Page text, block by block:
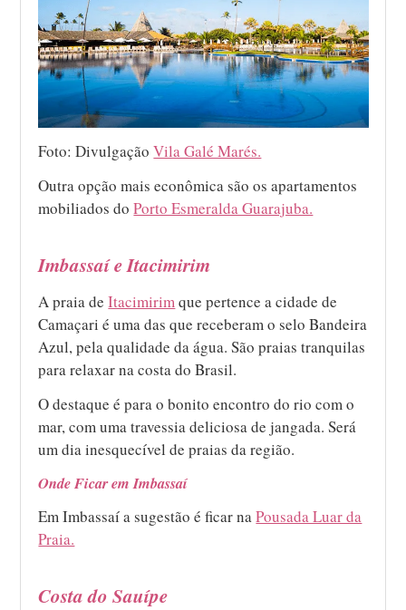
Foto: DivulgaçãoVila Galé Marés.
Outra opção mais econômica são os apartamentos
mobiliados doPorto Esmeralda Guarajuba.
Imbassaí e Itacimirim
A praia deItacimirimque pertence a cidade de
Camaçari é uma das que receberam o selo Bandeira
Azul, pela qualidade da água. São praias tranquilas
para relaxar na costa do Brasil.
O destaque é para o bonito encontro do rio com o
mar, com uma travessia deliciosa de jangada. Será
um dia inesquecível de praias da região.
Onde Ficar em Imbassaí
Em Imbassaí a sugestão é ficar naPousada Luar da
Praia.
Costa do Sauípe